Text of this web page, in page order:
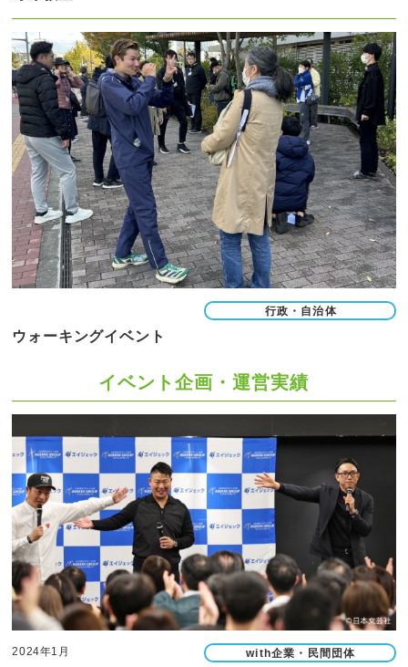
行政・自治体
ウォーキングイベント
イベント企画・運営実績
2024年1月 with企業・民間団体